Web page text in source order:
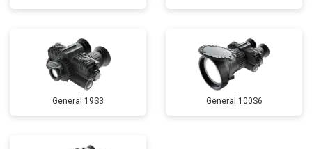
General 19S3 General 100S6